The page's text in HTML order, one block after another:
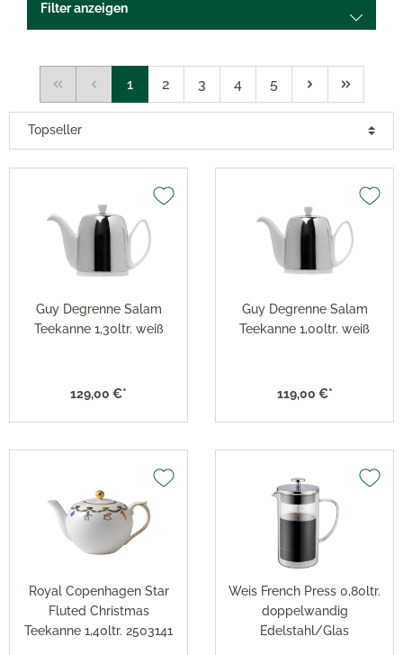
Filter anzeigen
1 2 3 4 5
Guy Degrenne Salam
Teekanne 1,30ltr. weiß
129,00 €*
Guy Degrenne Salam
Teekanne 1,00ltr. weiß
119,00 €*
Royal Copenhagen Star
Fluted Christmas
Teekanne 1,40ltr. 2503141
Weis French Press 0,80ltr.
doppelwandig
Edelstahl/Glas